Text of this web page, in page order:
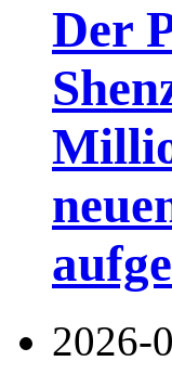
Der
2026-